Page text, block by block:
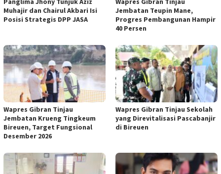
Muhajir dan Chairul Akbari Isi
Posisi Strategis DPP JASA
Jembatan Teupin Mane,
Progres Pembangunan Hampir
40 Persen
Wapres Gibran Tinjau
Jembatan Krueng Tingkeum
Bireuen, Target Fungsional
Desember 2026
Wapres Gibran Tinjau Sekolah
yang Direvitalisasi Pascabanjir
di Bireuen